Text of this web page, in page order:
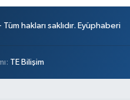
hakları saklıdır. Eyüphaberi
TE Bilişim